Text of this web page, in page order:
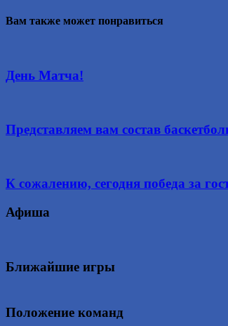
Вам также может понравиться
День Матча!
Представляем вам состав
К сожалению, сегодня победа за
Афиша
Ближайшие игры
Положение команд